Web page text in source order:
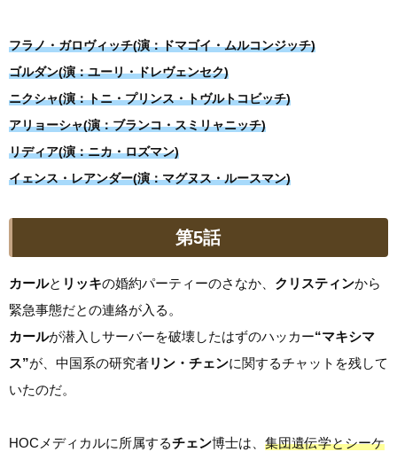
フラノ・ガロヴィッチ(演：ドマゴイ・ムルコンジッチ)
ゴルダン(演：ユーリ・ドレヴェンセク)
ニクシャ(演：トニ・プリンス・トヴルトコビッチ)
アリョーシャ(演：ブランコ・スミリャニッチ)
リディア(演：ニカ・ロズマン)
イェンス・レアンダー(演：マグヌス・ルースマン)
第5話
カールと リッキの婚約パーティーのさなか、 クリスティンから
緊急事態だとの連絡が入る。
カールが潜入しサーバーを破壊したはずのハッカー“マキシマ
ス”が、中国系の研究者リン・チェンに関するチャットを残して
いたのだ。
HOCメディカルに所属するチェン博士は、 集団遺伝学とシーケ